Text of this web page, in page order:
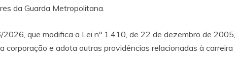
da Guarda Metropolitana.
que modifica a Lei nº 1.410, de 22 de dezembro de 2005,
e adota outras providências relacionadas à carreira